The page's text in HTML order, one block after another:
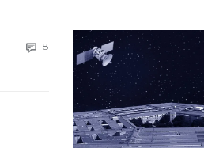
 8 Comments